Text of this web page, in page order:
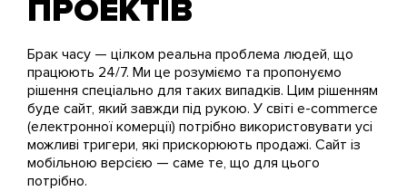
ПРОЕКТІВ
Брак часу — цілком реальна проблема людей, що
працюють 24/7. Ми це розуміємо та пропонуємо
рішення спеціально для таких випадків. Цим рішенням
буде сайт, який завжди під рукою. У світі e-commerce
(електронної комерції) потрібно використовувати усі
можливі тригери, які прискорюють продажі. Сайт із
мобільною версією — саме те, що для цього
потрібно.